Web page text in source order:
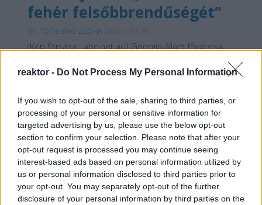
reaktor - Do Not Process My Personal Information
If you wish to opt-out of the sale, sharing to third parties, or
processing of your personal or sensitive information for
targeted advertising by us, please use the below opt-out
section to confirm your selection. Please note that after your
opt-out request is processed you may continue seeing
interest-based ads based on personal information utilized by
us or personal information disclosed to third parties prior to
your opt-out. You may separately opt-out of the further
disclosure of your personal information by third parties on the
fehér felsőbbrendűségét”
TÓTH BÍRÓ ZSÓFIA
(Kép forrása: abc.net.au) Georgia állam fővárosa,
lakosságot megcélzó Atlanta Black Star-on jelent
meg március 15-én egy írás, amely arról számolt be,
származású fia középiskoláját, mert gyakorlatilag…
Tetszik 0